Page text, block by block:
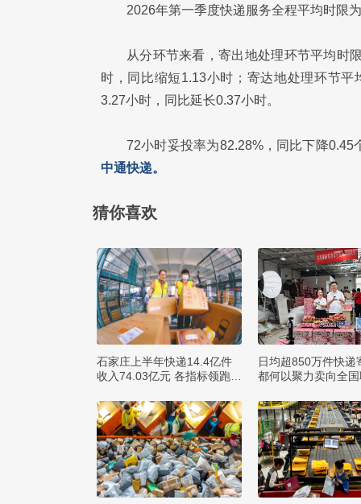
2026年第一季度快递服务全程平均时限
从分环节来看，寄出地处理环节平均时
时，同比缩短1.13小时；寄达地处理环节
3.27小时，同比延长0.37小时。
72小时妥投率为82.28%，同比下降0.45
中通快递。
猜你喜欢
石家庄上半年快递14.4亿件
收入74.03亿元 各指标领跑全
日均超850万件快递
都何以聚力卖向全